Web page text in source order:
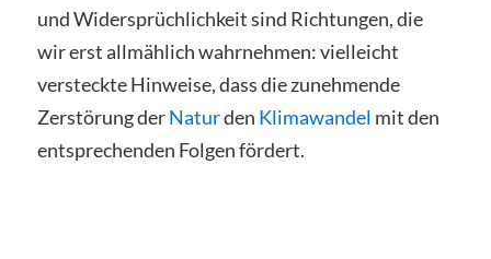
und Widersprüchlichkeit sind Richtungen, die
wir erst allmählich wahrnehmen: vielleicht
versteckte Hinweise, dass die zunehmende
Zerstörung derNaturden Klimawandel mit den
entsprechenden Folgen fördert.